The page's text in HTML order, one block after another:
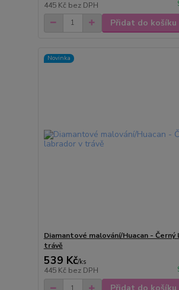
445 Kč bez DPH
Přidat do košíku
Novinka
Diamantové malování/Huacan - Černý
trávě
539 Kč/ks
445 Kč bez DPH